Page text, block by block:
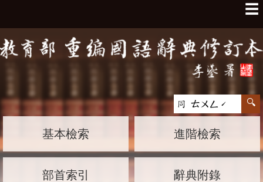
☰
基本檢索 進階檢索
部首索引 辭典附錄